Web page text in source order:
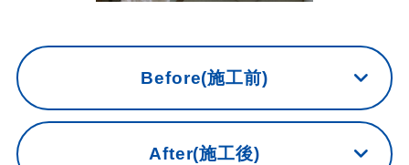
Before(施工前)
After(施工後)